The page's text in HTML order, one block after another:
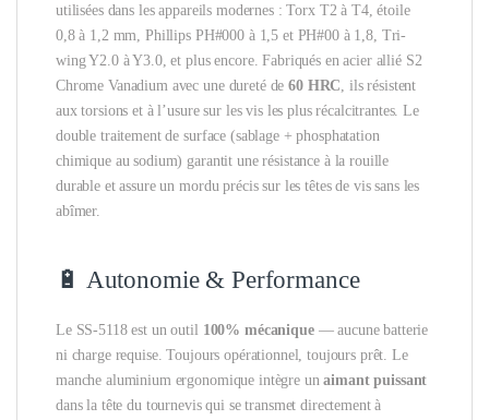
utilisées dans les appareils modernes : Torx T2 à T4, étoile
0,8 à 1,2 mm, Phillips PH#000 à 1,5 et PH#00 à 1,8, Tri-
wing Y2.0 à Y3.0, et plus encore. Fabriqués en acier allié S2
Chrome Vanadium avec une dureté de60 HRC , ils résistent
aux torsions et à l’usure sur les vis les plus récalcitrantes. Le
double traitement de surface (sablage + phosphatation
chimique au sodium) garantit une résistance à la rouille
durable et assure un mordu précis sur les têtes de vis sans les
abîmer.
🔋 Autonomie & Performance
Le SS-5118 est un outil 100% mécanique— aucune batterie
ni charge requise. Toujours opérationnel, toujours prêt. Le
manche aluminium ergonomique intègre unaimant puissant
dans la tête du tournevis qui se transmet directement à